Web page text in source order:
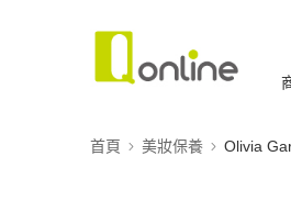
首頁 美妝保養 Olivia